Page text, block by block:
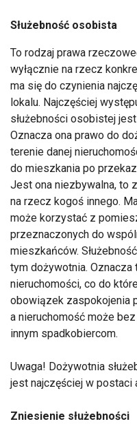
Służebność osobista
To rodzaj prawa
wyłącznie na rzecz
ma się do czynienia
lokalu. Najczęściej
służebności osobistej
Oznacza ona prawo do
terenie danej
do mieszkania po
Jest ona niezbywalna, to
na rzecz kogoś innego.
może korzystać z
przeznaczonych do
mieszkańców.
tym dożywotnia. Oznacza
nieruchomości, co do
obowiązek zaspokojenia
a nieruchomość może
innym spadkobiercom.
Uwaga! Dożywotnia
jest najczęściej w postaci
Zniesienie służebności